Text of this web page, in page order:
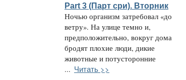
Part 3 (Парт сри). Вторник
Ночью организм затребовал «до
ветру». На улице темно и,
предположительно, вокруг дома
бродят плохие люди, дикие
животные и потусторонние
... Читать >>